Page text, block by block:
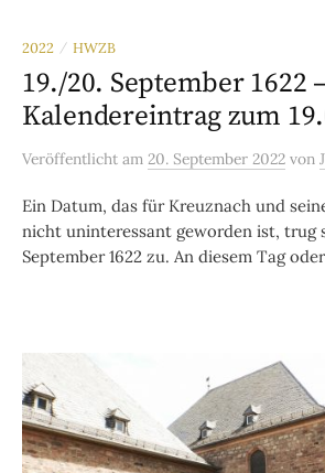
2022 / HWZB
19./20. September 1622 –
Kalendereintrag zum
Veröffentlicht am 20. September 2022 von
Ein Datum, das für Kreuznach und
nicht uninteressant geworden ist, trug
September 1622 zu. An diesem Tag